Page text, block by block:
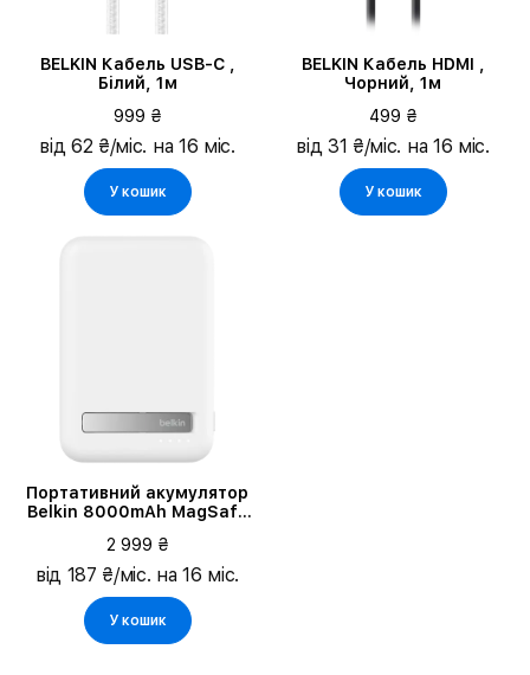
BELKIN Кабель USB-C ,
Білий, 1м
999 ₴
від 62 ₴/міс. на 16 міс.
У кошик
BELKIN Кабель HDMI ,
Чорний, 1м
499 ₴
від 31 ₴/міс. на 16 міс.
У кошик
Портативний акумулятор
Belkin 8000mAh MagSafe
(BPD007BTWH)
2 999 ₴
від 187 ₴/міс. на 16 міс.
У кошик